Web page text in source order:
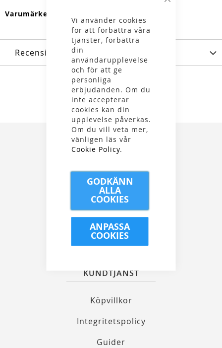
Vi använder cookies
för att förbättra våra
tjänster, förbättra
din
användarupplevelse
och för att ge
personliga
erbjudanden. Om du
inte accepterar
cookies kan din
upplevelse påverkas.
Om du vill veta mer,
vänligen läs vår
Cookie Policy.
GODKÄNN
ALLA
COOKIES
ANPASSA
COOKIES
Mer
Recensioner
Kungsgatan 32, 111 35 Stockholm
08 21 90 00
info@alewalds.se
KUNDTJÄNST
Köpvillkor
Integritetspolicy
Guider